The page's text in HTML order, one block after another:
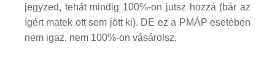
jegyzed, tehát mindig 100%-on jutsz hozzá (bár az
ígért matek ott sem jött ki). DE ez a PMÁP esetében
nem igaz, nem 100%-on vásárolsz.